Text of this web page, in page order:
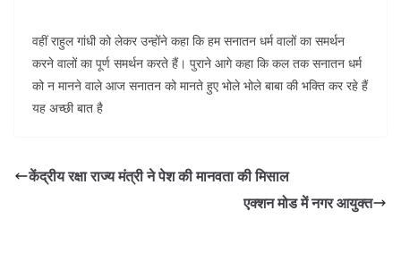
वहीं राहुल गांधी को लेकर उन्होंने कहा कि हम सनातन धर्म वालों का समर्थन
करने वालों का पूर्ण समर्थन करते हैं। पुराने आगे कहा कि कल तक सनातन धर्म
को न मानने वाले आज सनातन को मानते हुए भोले भोले बाबा की भक्ति कर रहे हैं
यह अच्छी बात है
केंद्रीय रक्षा राज्य मंत्री ने पेश की मानवता की मिसाल
एक्शन मोड में नगर आयुक्त